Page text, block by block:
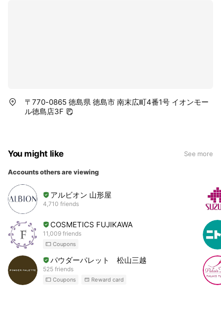
〒770-0865 徳島県 徳島市 南末広町4番1号 イオンモー
ル徳島店3F
You might like See more
Accounts others are viewing
アルビオン 山形屋
4,710 friends
COSMETICS FUJIKAWA
11,009 friends
Coupons
パウダーパレット 松山三越
525 friends
Coupons Reward card